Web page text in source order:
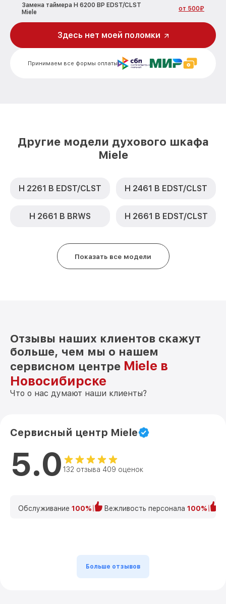
Замена таймера H 6200 BP EDST/CLST
Miele
от 500₽
Замена предохранителя H 6200 BP
EDST/CLST Miele
Замена шнура питания H 6200 BP
EDST/CLST Miele
от 500₽
Принимаем все формы оплаты
Здесь нет моей поломки
Другие модели духового шкафа
Miele
H 2261 B EDST/CLST H 2461 B EDST/CLST
H 2661 B BRWS H 2661 B EDST/CLST
Показать все модели
Отзывы наших клиентов скажут
больше, чем мы о нашем
сервисном центре Miele в
Новосибирске
Что о нас думают наши клиенты?
Сервисный центр Miele
5.0 132 отзыва 409 оценок
Обслуживание 100% Вежливость персонала 100%
Больше отзывов